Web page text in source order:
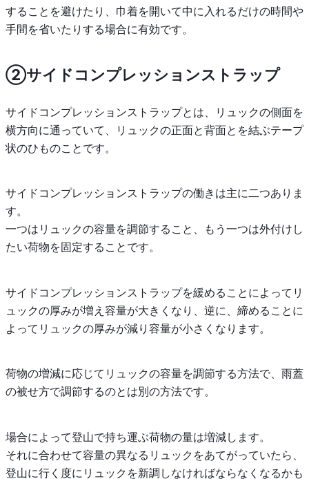
することを避けたり、巾着を開いて中に入れるだけの時間や
手間を省いたりする場合に有効です。
②サイドコンプレッションストラップ
サイドコンプレッションストラップとは、リュックの側面を
横方向に通っていて、リュックの正面と背面とを結ぶテープ
状のひものことです。
サイドコンプレッションストラップの働きは主に二つありま
す。
一つはリュックの容量を調節すること、もう一つは外付けし
たい荷物を固定することです。
サイドコンプレッションストラップを緩めることによってリ
ュックの厚みが増え容量が大きくなり、逆に、締めることに
よってリュックの厚みが減り容量が小さくなります。
荷物の増減に応じてリュックの容量を調節する方法で、雨蓋
の被せ方で調節するのとは別の方法です。
場合によって登山で持ち運ぶ荷物の量は増減します。
それに合わせて容量の異なるリュックをあてがっていたら、
登山に行く度にリュックを新調しなければならなくなるかも